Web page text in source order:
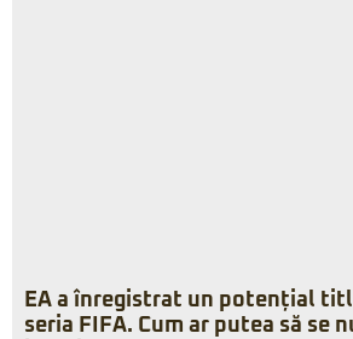
EA a înregistrat un potențial
seria FIFA. Cum ar putea să se